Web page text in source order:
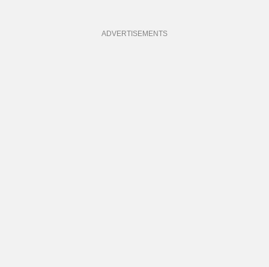
ADVERTISEMENTS